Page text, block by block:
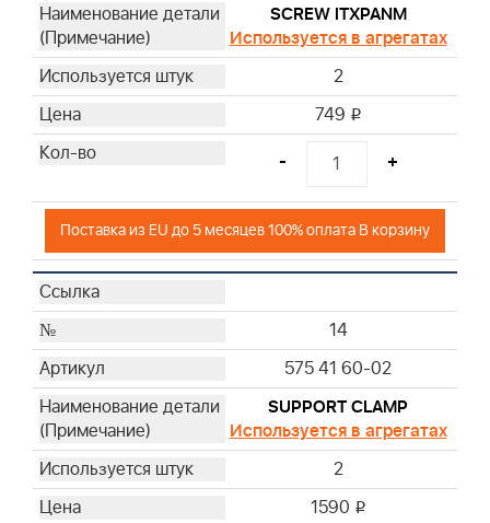
SCREW ITXPANM
Используется в агрегатах
2
749 i
- +
Поставка из EU до 5 месяцев 100% оплата В корзину
14
575 41 60-02
SUPPORT CLAMP
Используется в агрегатах
2
1590 i